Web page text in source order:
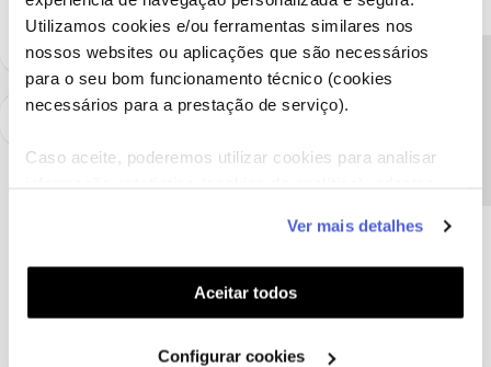
Utilizamos cookies e/ou ferramentas similares nos
nossos websites ou aplicações que são necessários
para o seu bom funcionamento técnico (cookies
necessários para a prestação de serviço).
Caso aceite, poderemos utilizar cookies para analisar
funcionalidades (cookies de personalização e
funcionalidade) e adaptar anúncios aos seus interesses
(cookies de publicidade personalizada). Pode gerir a
utilização dos cookies clicando em "Configurar
Ver mais detalhes
Aceitar todos
Configurar cookies